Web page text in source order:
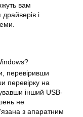
вам
і
перевіривши
перевірку на
інший USB-
не
з апаратним